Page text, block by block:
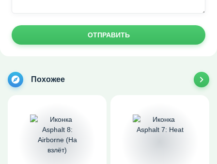
ОТПРАВИТЬ
Похожее